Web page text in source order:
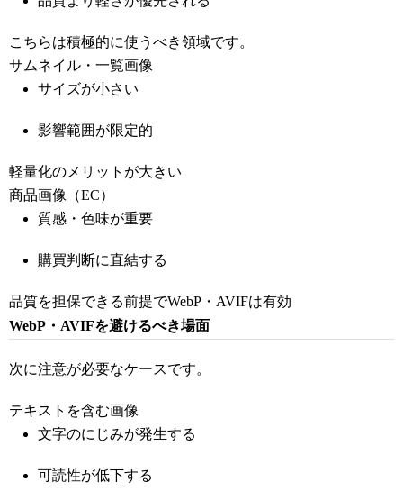
こちらは積極的に使うべき領域です。
サムネイル・一覧画像
サイズが小さい
影響範囲が限定的
軽量化のメリットが大きい
商品画像（EC）
質感・色味が重要
購買判断に直結する
品質を担保できる前提でWebP・AVIFは有効
WebP・AVIFを避けるべき場面
次に注意が必要なケースです。
テキストを含む画像
文字のにじみが発生する
可読性が低下する